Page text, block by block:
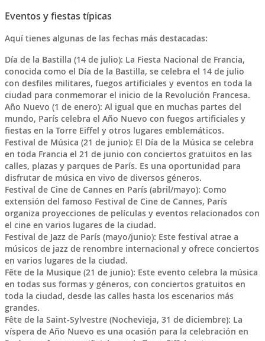
Eventos y fiestas típicas
Aquí tienes algunas de las fechas más destacadas:
Día de la Bastilla (14 de julio): La Fiesta Nacional de Francia,
conocida como el Día de la Bastilla, se celebra el 14 de julio
con desfiles militares, fuegos artificiales y eventos en toda la
ciudad para conmemorar el inicio de la Revolución Francesa.
Año Nuevo (1 de enero): Al igual que en muchas partes del
mundo, París celebra el Año Nuevo con fuegos artificiales y
fiestas en la Torre Eiffel y otros lugares emblemáticos.
Festival de Música (21 de junio): El Día de la Música se celebra
en toda Francia el 21 de junio con conciertos gratuitos en las
calles, plazas y parques de París. Es una oportunidad para
disfrutar de música en vivo de diversos géneros.
Festival de Cine de Cannes en París (abril/mayo): Como
extensión del famoso Festival de Cine de Cannes, París
organiza proyecciones de películas y eventos relacionados con
el cine en varios lugares de la ciudad.
Festival de Jazz de París (mayo/junio): Este festival atrae a
músicos de jazz de renombre internacional y ofrece conciertos
en varios lugares de la ciudad.
Fête de la Musique (21 de junio): Este evento celebra la música
en todas sus formas y géneros, con conciertos gratuitos en
toda la ciudad, desde las calles hasta los escenarios más
grandes.
Fête de la Saint-Sylvestre (Nochevieja, 31 de diciembre): La
víspera de Año Nuevo es una ocasión para la celebración en